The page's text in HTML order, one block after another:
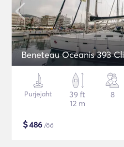
Beneteau Oceanis 393
Purjejaht
39 ft
12 m
8
$486 /öö